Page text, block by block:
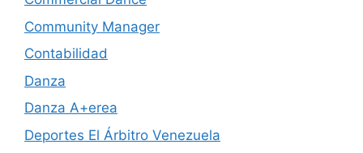
Community Manager
Contabilidad
Danza
Danza A+erea
Deportes El Árbitro Venezuela